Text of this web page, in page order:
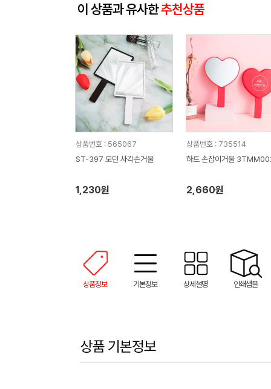
이 상품과 유사한추천상품
상품번호 : 565067
ST-397 모던 사각손거울
1,230원
상품번호 : 735514
하트 손잡이거울
2,660원
상품정보 기본정보 상세설명 인쇄샘플
상품 기본정보